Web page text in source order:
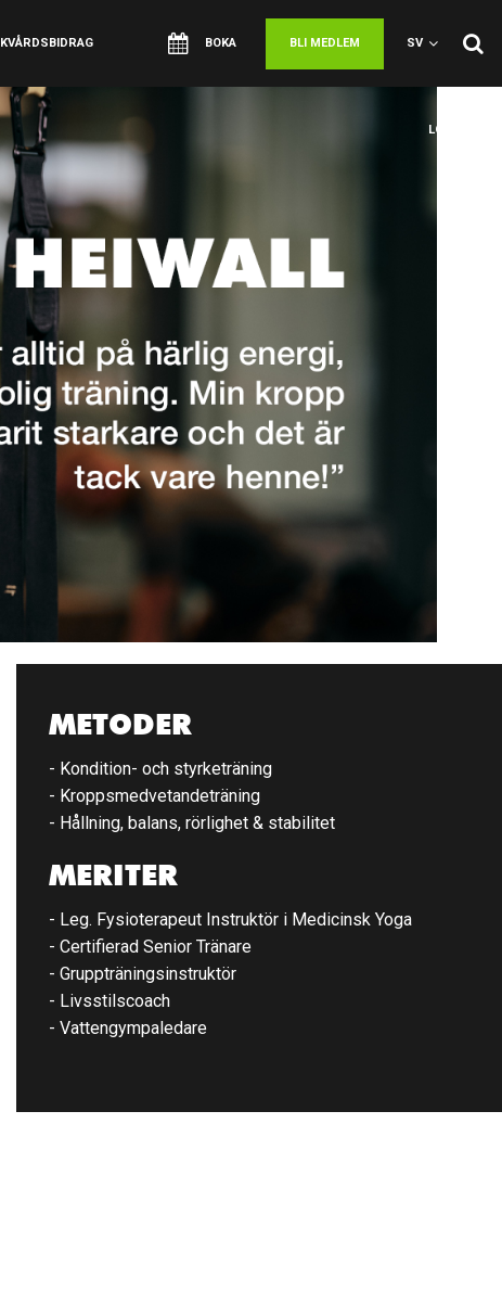
SV
BLI MEDLEM
BOKA
LOGGA IN
METODER
- Kondition- och styrketräning
- Kroppsmedvetandeträning
- Hållning, balans, rörlighet & stabilitet
MERITER
- Leg. Fysioterapeut Instruktör i Medicinsk Yoga
- Certifierad Senior Tränare
- Gruppträningsinstruktör
- Livsstilscoach
- Vattengympaledare